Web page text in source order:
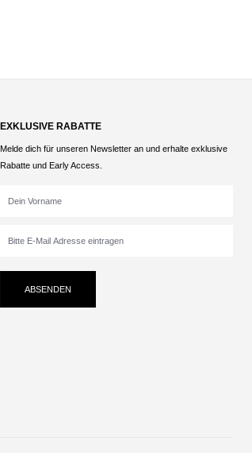
EXKLUSIVE RABATTE
Melde dich für unseren Newsletter an und erhalte exklusive
Rabatte und Early Access.
ABSENDEN